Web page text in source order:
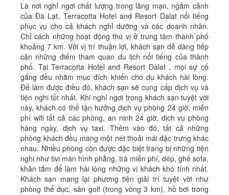
Là nơi nghỉ ngơi chất lượng trong lãng mạn, ngắm cảnh
của Đà Lạt, Terracotta Hotel and Resort Dalat nổi tiếng
phục vụ cho cả khách nghỉ dưỡng và các doanh nhân.
Chỉ cách những hoạt động thú vị ở trung tâm thành phố
khoảng 7 km. Với vị trí thuận lợi, khách sạn dễ dàng tiếp
cận những điểm tham quan du lịch nổi tiếng của thành
phố. Tại Terracotta Hotel and Resort Dalat , mọi sự cố
gắng đều nhằm mục đích khiến cho du khách hài lòng.
Để làm được điều đó, khách sạn sẽ cung cấp dịch vụ và
tiện nghi tốt nhất. Khi nghỉ ngơi trong khách sạn tuyệt vời
này, khách có thể tận hưởng dịch vụ phòng 24 giờ, miễn
phí wifi tất cả các phòng, an ninh 24 giờ, dịch vụ phòng
hàng ngày, dịch vụ taxi. Thêm vào đó, tất cả những
phòng khách đều mang một nét thoải mái đặc trưng khác
nhau. Nhiều phòng còn được đặc biệt trang bị những tiện
nghi như tivi màn hình phẳng, trà miễn phí, dép, ghế sofa,
khăn tắm để làm hài lòng những vị khách khó tính nhất.
Khách sạn mang lại phương tiện giải trí tuyệt vời như
phòng thể dục, sân golf (trong vòng 3 km), hồ bơi trong